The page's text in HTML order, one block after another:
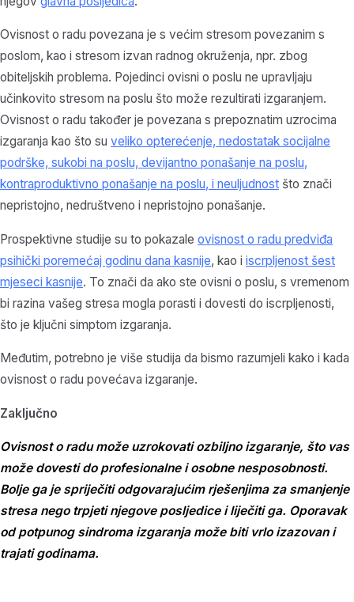
Ovisnost o radu povezana je s većim stresom povezanim s
poslom, kao i stresom izvan radnog okruženja, npr. zbog
obiteljskih problema. Pojedinci ovisni o poslu ne upravljaju
učinkovito stresom na poslu što može rezultirati izgaranjem.
Ovisnost o radu također je povezana s prepoznatim uzrocima
izgaranja kao što su veliko opterećenje, nedostatak socijalne
podrške, sukobi na poslu, devijantno ponašanje na poslu,
kontraproduktivno ponašanje na poslu, i neuljudnost što znači
nepristojno, nedruštveno i nepristojno ponašanje.
Prospektivne studije su to pokazale ovisnost o radu predviđa
psihički poremećaj godinu dana kasnije, kao i iscrpljenost šest
mjeseci kasnije. To znači da ako ste ovisni o poslu, s vremenom
bi razina vašeg stresa mogla porasti i dovesti do iscrpljenosti,
što je ključni simptom izgaranja.
Međutim, potrebno je više studija da bismo razumjeli kako i kada
ovisnost o radu povećava izgaranje.
Zaključno
Ovisnost o radu može uzrokovati ozbiljno izgaranje, što vas
može dovesti do profesionalne i osobne nesposobnosti.
Bolje ga je spriječiti odgovarajućim rješenjima za smanjenje
stresa nego trpjeti njegove posljedice i liječiti ga. Oporavak
od potpunog sindroma izgaranja može biti vrlo izazovan i
trajati godinama.